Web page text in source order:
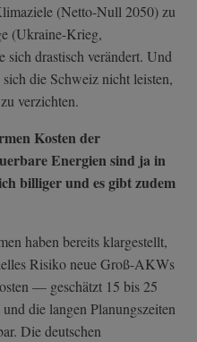
(Netto-Null 2050) zu
(Ukraine-Krieg,
sich drastisch verändert. Und
die Schweiz nicht leisten,
verzichten.
Kosten der
Energien sind ja in
billiger und es gibt zudem
haben bereits klargestellt,
Risiko neue Groß-AKWs
— geschätzt 15 bis 25
die langen Planungszeiten
Die deutschen